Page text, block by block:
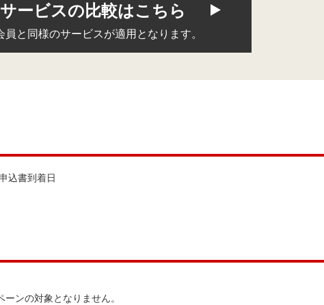
ービスの比較はこちら
と同様のサービスが適用となります。
込書到着日
ンの対象となりません。